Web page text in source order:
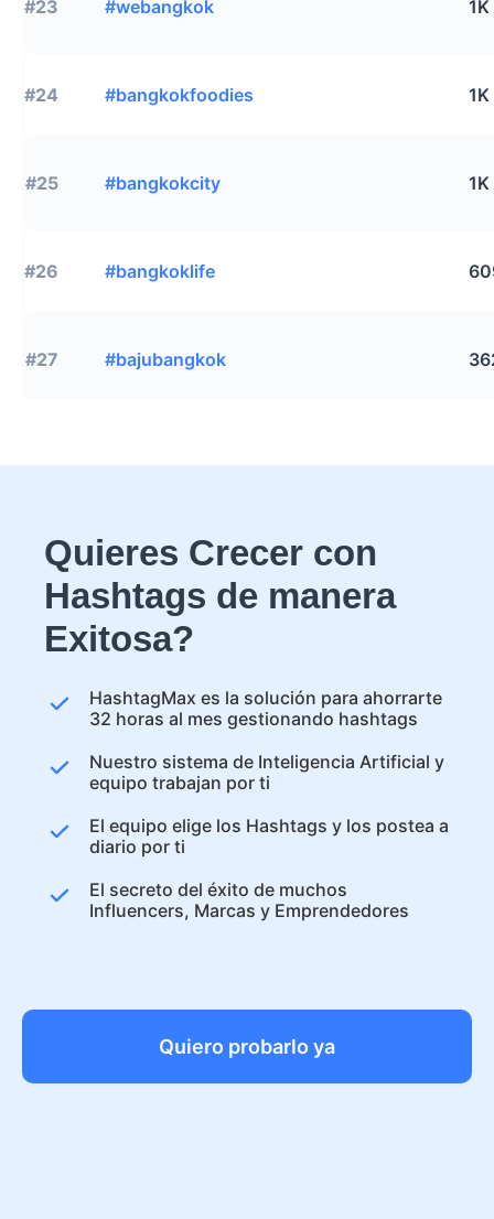
#23 #webangkok 1K
#24 #bangkokfoodies 1K
#25 #bangkokcity 1K
#26 #bangkoklife
#27 #bajubangkok
Quieres Crecer con
Hashtags de manera
Exitosa?
HashtagMax es la solución para ahorrarte
32 horas al mes gestionando hashtags
Nuestro sistema de Inteligencia Artificial y
equipo trabajan por ti
El equipo elige los Hashtags y los postea a
diario por ti
El secreto del éxito de muchos
Influencers, Marcas y Emprendedores
Quiero probarlo ya